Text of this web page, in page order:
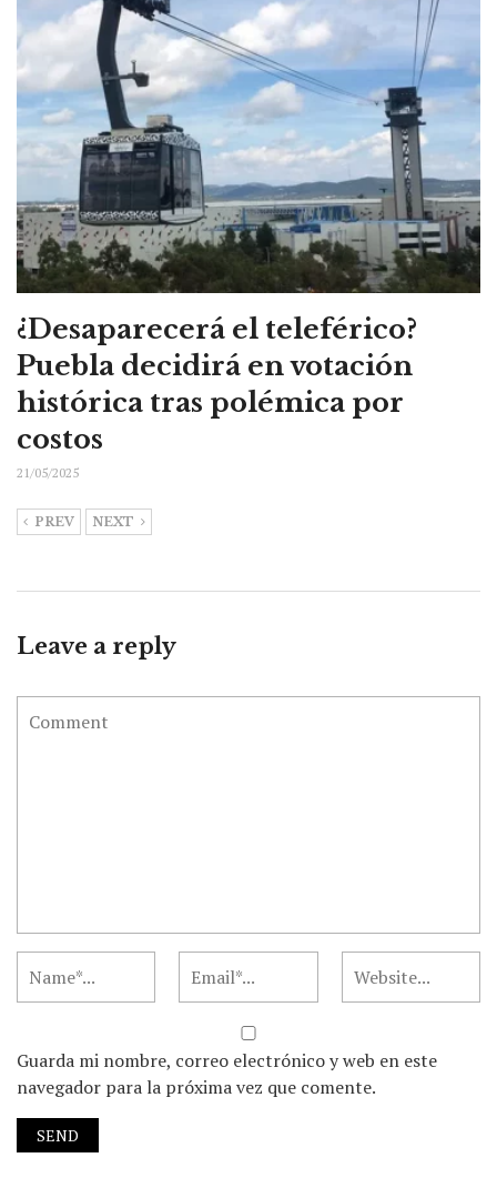
¿Desaparecerá el teleférico?
Puebla decidirá en votación
histórica tras polémica por
costos
21/05/2025
PREV NEXT
Leave a reply
Guarda mi nombre, correo electrónico y web en este
navegador para la próxima vez que comente.